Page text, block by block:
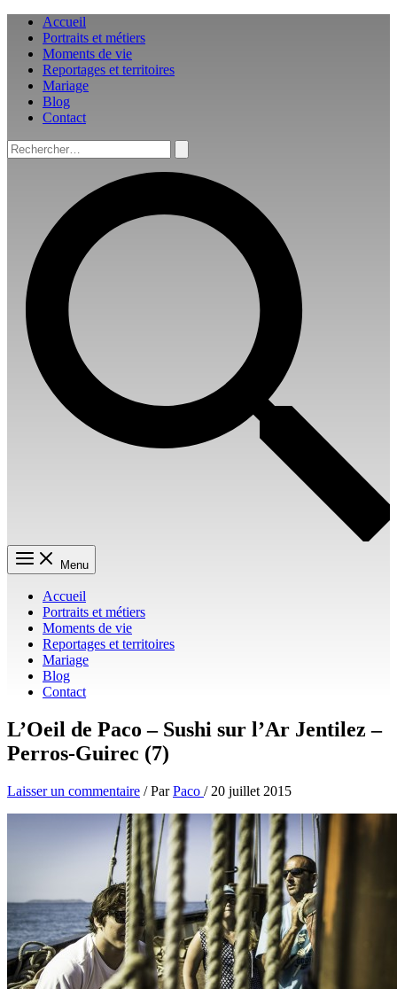
Aller
contenu
Accueil
Portraits et métiers
Moments de vie
Reportages et territoires
Mariage
Blog
Contact
Rechercher :
Menu
Accueil
Portraits et métiers
Moments de vie
Reportages et territoires
Mariage
Blog
Contact
L’Oeil de Paco – Sushi sur l’Ar Jentilez –
Perros-Guirec (7)
Laisser un commentaire / ParPaco / 20 juillet 2015